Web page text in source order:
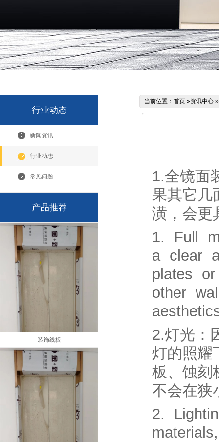
行业动态
新闻资讯
行业动态
常见问题
产品推荐
装饰线板
当前位置： 首页 »资讯中心
1.全镜面
果其它几
潢，会更
1. Full
a clear
plates
other
2.灯光：
灯的照耀
板、蚀刻
不会在狭
2.